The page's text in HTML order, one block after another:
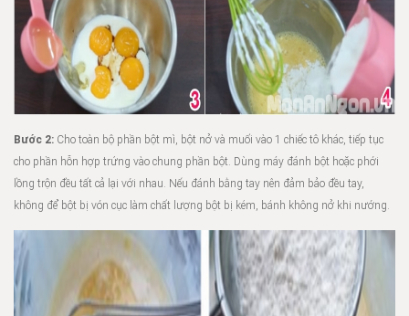
Bước 2: Cho toàn bộ phần bột mì, bột nở và muối vào 1 chiếc tô khác, tiếp tục
cho phần hỗn hợp trứng vào chung phần bột. Dùng máy đánh bột hoặc phới
lồng trộn đều tất cả lại với nhau. Nếu đánh bằng tay nên đảm bảo đều tay,
không để bột bị vón cục làm chất lượng bột bị kém, bánh không nở khi nướng.